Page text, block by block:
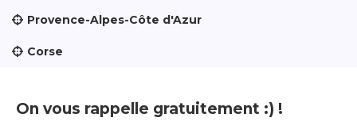
Provence-Alpes-Côte d'Azur
Corse
On vous rappelle gratuitement :) !